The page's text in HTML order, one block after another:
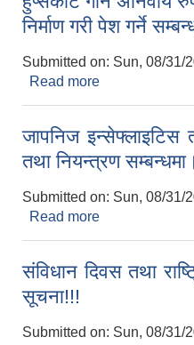
निर्माण गरी पेश गर्ने
Submitted on: Sun, 08/31/
Read more
जापनिज इन्सेफ्लाइटिस
तथा नियन्त्रण सम्बन्धमा।
Submitted on: Sun, 08/31/
Read more
संविधान दिवस तथा
सूचना!!!
Submitted on: Sun, 08/31/